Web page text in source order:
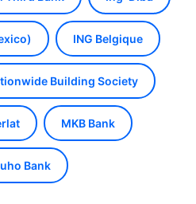
ING Belgique
Building Society
MKB Bank
Bank